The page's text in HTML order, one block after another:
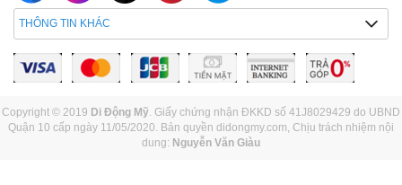
THÔNG TIN KHÁC
Copyright © 2019 Di Động Mỹ. Giấy chứng nhận ĐKKD số 41J8029429 do UBND
Quận 10 cấp ngày 11/05/2020. Bản quyền didongmy.com, Chịu trách nhiệm nội
dung: Nguyễn Văn Giàu